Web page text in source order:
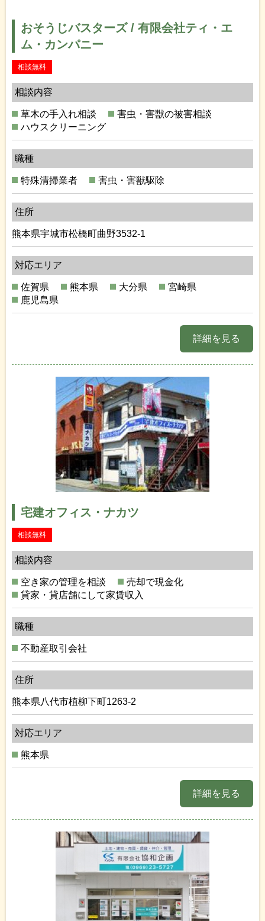
おそうじバスターズ / 有限会社ティ・エ
ム・カンパニー
相談無料
相談内容
草木の手入れ相談
害虫・害獣の被害相談
ハウスクリーニング
職種
特殊清掃業者 害虫・害獣駆除
住所
熊本県宇城市松橋町曲野3532-1
対応エリア
佐賀県 熊本県 大分県
宮崎県
鹿児島県
詳細を見る
宅建オフィス・ナカツ
相談無料
相談内容
空き家の管理を相談
売却で現金化
貸家・貸店舗にして家賃収入
職種
不動産取引会社
住所
熊本県八代市植柳下町1263-2
対応エリア
熊本県
詳細を見る